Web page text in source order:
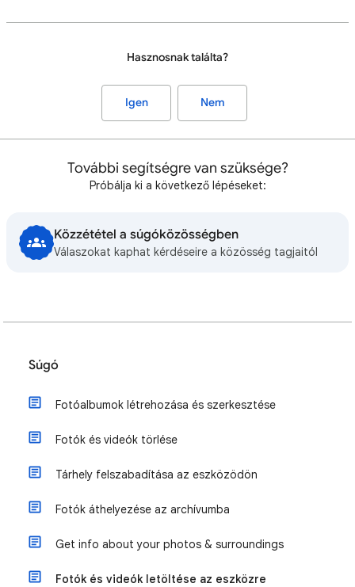
Hasznosnak találta?
Igen Nem
További segítségre van szüksége?
Próbálja ki a következő lépéseket:
Közzététel a súgóközösségben
Válaszokat kaphat kérdéseire a közösség tagjaitól
Súgó
Fotóalbumok létrehozása és szerkesztése
Fotók és videók törlése
Tárhely felszabadítása az eszközödön
Fotók áthelyezése az archívumba
Get info about your photos & surroundings
Fotók és videók letöltése az eszközre